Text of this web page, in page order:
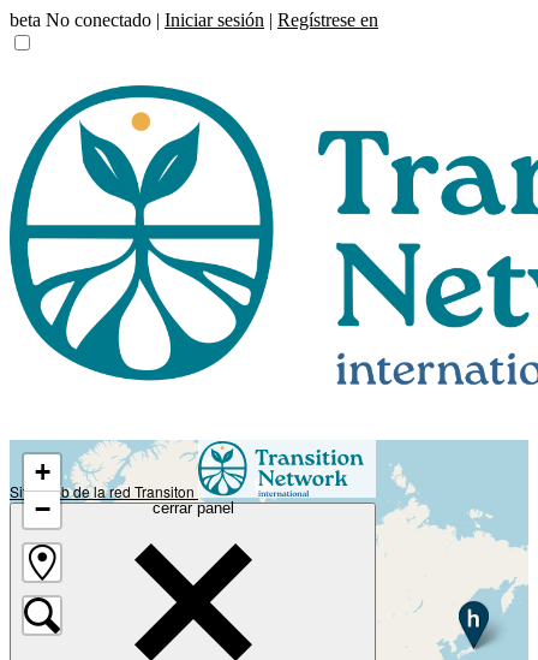
beta No conectado | Iniciar sesión | Regístrese en
Sitio web de la red Transiton
cerrar panel
+
−